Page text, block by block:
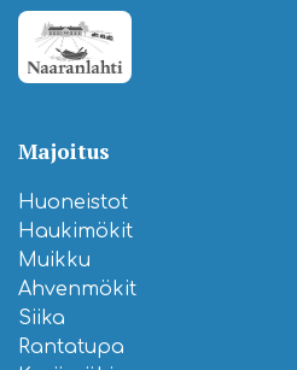
Majoitus
Huoneistot
Haukimökit
Muikku
Ahvenmökit
Siika
Rantatupa